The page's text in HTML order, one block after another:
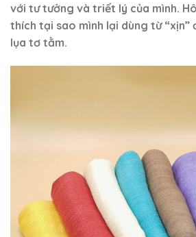
với tư tưởng và triết lý của mình.
thích tại sao mình lại dùng từ “xịn”
lụa tơ tằm.